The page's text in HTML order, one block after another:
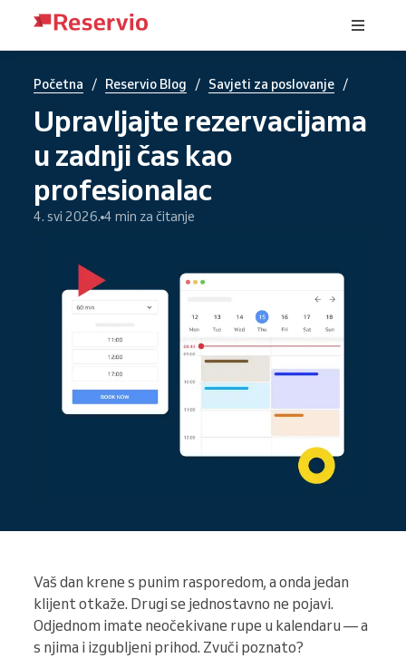
Početna / Reservio Blog / Savjeti za poslovanje /
Upravljajte rezervacijama
u zadnji čas kao
profesionalac
4. svi 2026. 4 min za čitanje
Vaš dan krene s punim rasporedom, a onda jedan
klijent otkaže. Drugi se jednostavno ne pojavi.
Odjednom imate neočekivane rupe u kalendaru — a
s njima i izgubljeni prihod. Zvuči poznato?